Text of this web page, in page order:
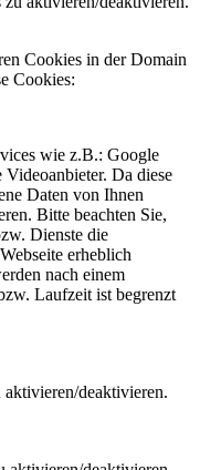
Cookies in der Domain
Cookies:
wie z.B.: Google
Da diese
Daten von Ihnen
Bitte beachten Sie,
Dienste die
erheblich
nach einem
Laufzeit ist begrenzt
deaktivieren.